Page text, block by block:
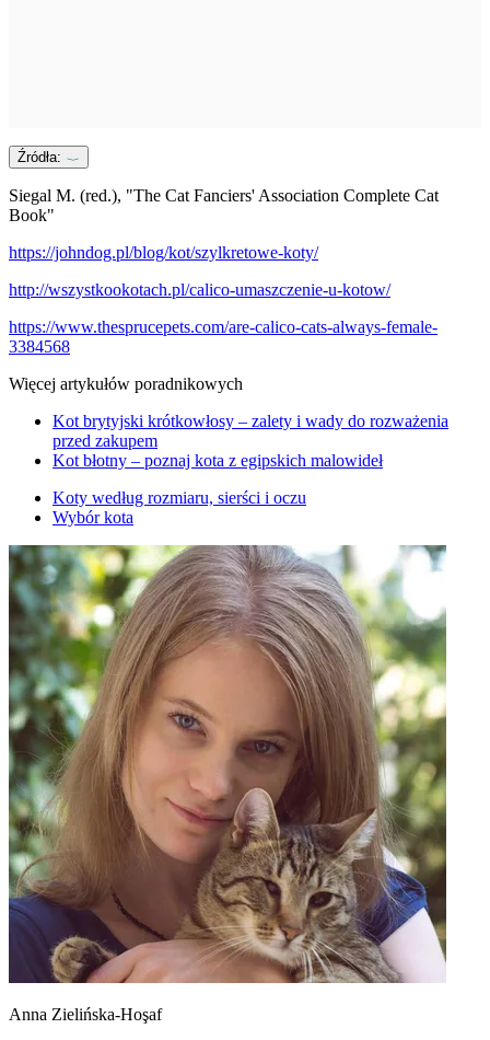
Źródła:
Siegal M. (red.), "The Cat Fanciers' Association Complete Cat
Book"
https://johndog.pl/blog/kot/szylkretowe-koty/
http://wszystkookotach.pl/calico-umaszczenie-u-kotow/
https://www.thesprucepets.com/are-calico-cats-always-female-
3384568
Więcej artykułów poradnikowych
Kot brytyjski krótkowłosy – zalety i wady do rozważenia
przed zakupem
Kot błotny – poznaj kota z egipskich malowideł
Koty według rozmiaru, sierści i oczu
Wybór kota
Anna Zielińska-Hoşaf